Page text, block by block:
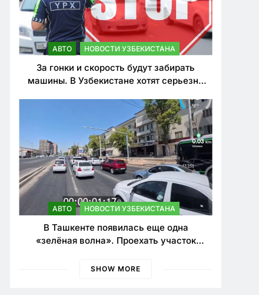
АВТО НОВОСТИ УЗБЕКИСТАНА
За гонки и скорость будут забирать
машины. В Узбекистане хотят серьезно
АВТО НОВОСТИ УЗБЕКИСТАНА
В Ташкенте появилась еще одна
«зелёная волна». Проехать участок
SHOW MORE